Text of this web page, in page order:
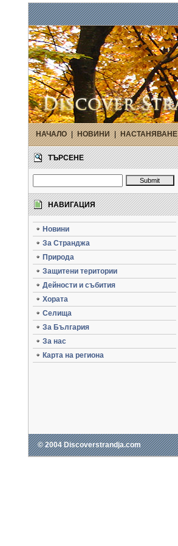
НАЧАЛО | НОВИНИ | НАСТАНЯВАНЕ
ТЪРСЕНЕ
НАВИГАЦИЯ
Новини
За Странджа
Природа
Защитени територии
Дейности и събития
Хората
Селища
За България
За нас
Карта на региона
© 2004 Discoverstrandja.com